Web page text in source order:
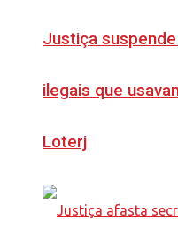
Justiça
ilegais que
Loterj